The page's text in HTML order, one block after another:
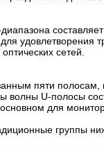
удовлетворения
сетей.
пяти полосам,
волны U-полосы
для
группы